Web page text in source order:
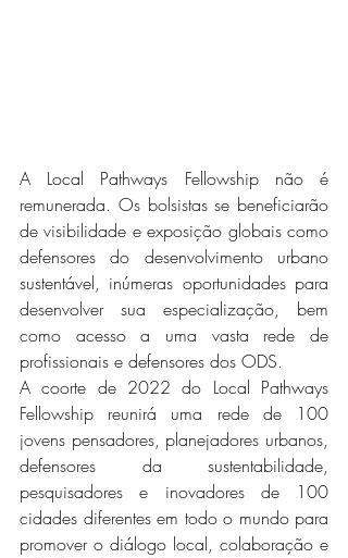
A Local Pathways Fellowship não é
remunerada. Os bolsistas se beneficiarão
de visibilidade e exposição globais como
defensores do desenvolvimento urbano
sustentável, inúmeras oportunidades para
desenvolver sua especialização, bem
como acesso a uma vasta rede de
profissionais e defensores dos ODS.
A coorte de 2022 do Local Pathways
Fellowship reunirá uma rede de 100
jovens pensadores, planejadores urbanos,
defensores da sustentabilidade,
pesquisadores e inovadores de 100
cidades diferentes em todo o mundo para
promover o diálogo local, colaboração e